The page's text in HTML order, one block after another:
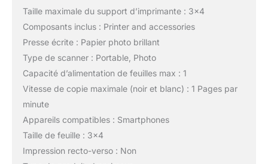
Taille maximale du support d’imprimante : 3×4
Composants inclus : Printer and accessories
Presse écrite : Papier photo brillant
Type de scanner : Portable, Photo
Capacité d’alimentation de feuilles max : 1
Vitesse de copie maximale (noir et blanc) : 1 Pages par
minute
Appareils compatibles : Smartphones
Taille de feuille : 3×4
Impression recto-verso : Non